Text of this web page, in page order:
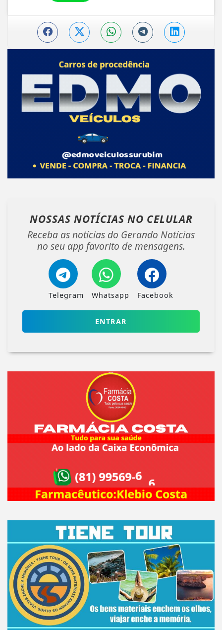
NOSSAS NOTÍCIAS NO CELULAR
Receba as notícias do Gerando Notícias
no seu app favorito de mensagens.
Telegram Whatsapp Facebook
ENTRAR